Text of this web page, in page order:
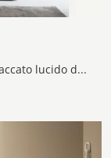
Clicca e scopri di più! Madia Metropolis Laccato lucido di Alf Da Frè in laccato lucido: ti sta aspettando per arricchire le tue stanze moderne.